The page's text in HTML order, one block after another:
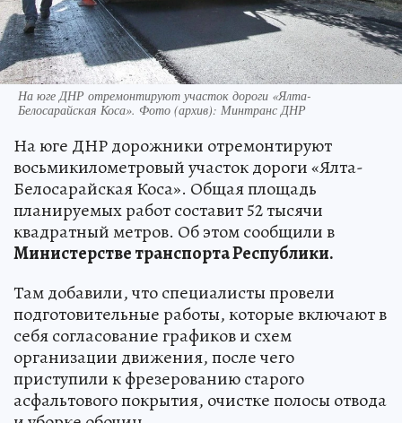
На юге ДНР отремонтируют участок дороги «Ялта-
Белосарайская Коса». Фото (архив): Минтранс ДНР
На юге ДНР дорожники отремонтируют
восьмикилометровый участок дороги «Ялта-
Белосарайская Коса». Общая площадь
планируемых работ составит 52 тысячи
квадратный метров. Об этом сообщили в
Министерстве транспорта Республики.
Там добавили, что специалисты провели
подготовительные работы, которые включают в
себя согласование графиков и схем
организации движения, после чего
приступили к фрезерованию старого
асфальтового покрытия, очистке полосы отвода